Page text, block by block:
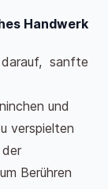
Handwerk
darauf, sanfte
und
verspielten
Berühren